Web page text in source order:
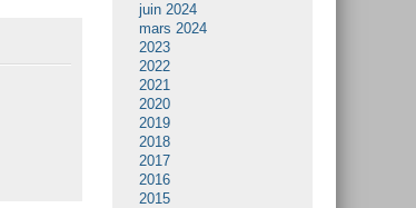
juin 2024
mars 2024
2023
2022
2021
2020
2019
2018
2017
2016
2015